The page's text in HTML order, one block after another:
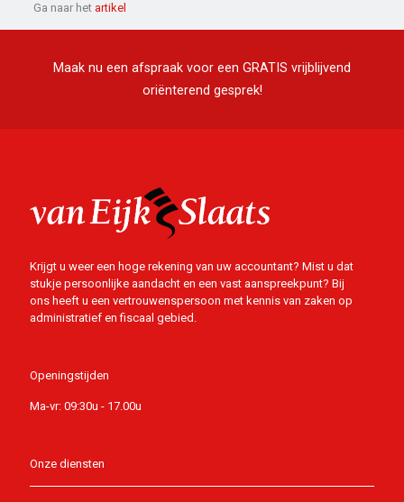
Ga naar het artikel
Maak nu een afspraak voor een GRATIS vrijblijvend
oriënterend gesprek!
Krijgt u weer een hoge rekening van uw accountant? Mist u dat
stukje persoonlijke aandacht en een vast aanspreekpunt? Bij
ons heeft u een vertrouwenspersoon met kennis van zaken op
administratief en fiscaal gebied.
Openingstijden
Ma-vr: 09:30u - 17.00u
Onze diensten